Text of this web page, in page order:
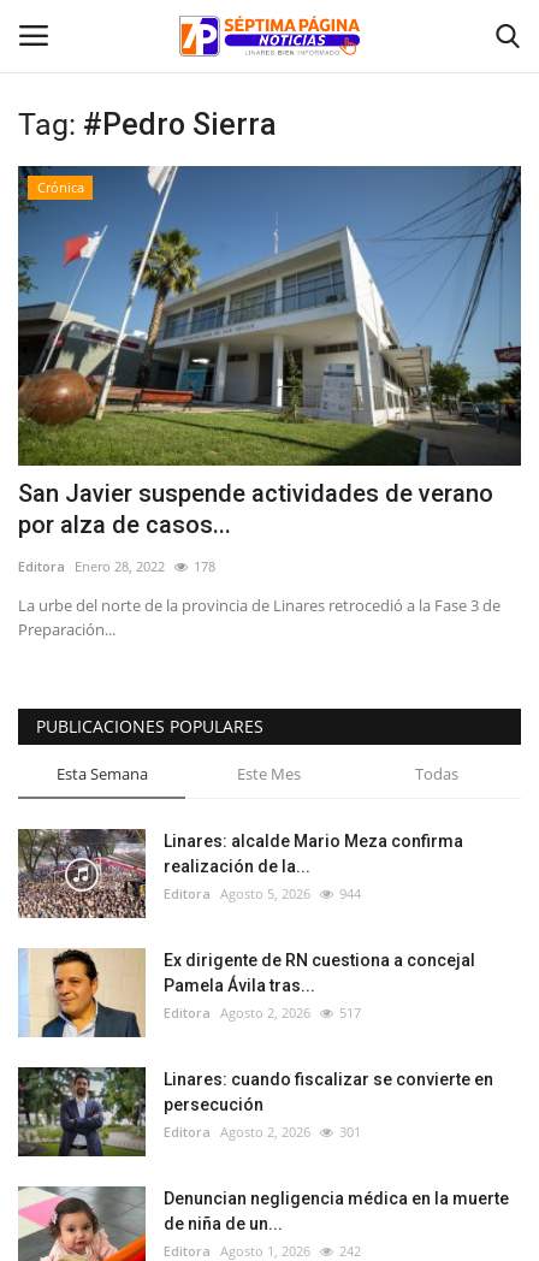
Inicio
Policial
Tribunales
Deporte
Política
Espectáculos
Tag: #Pedro Sierra
Crónica
San Javier suspende actividades de verano
por alza de casos...
Editora Enero 28, 2022 178
La urbe del norte de la provincia de Linares retrocedió a la Fase 3 de
Preparación...
PUBLICACIONES POPULARES
Esta Semana Este Mes Todas
Linares: alcalde Mario Meza confirma
realización de la...
Editora Agosto 5, 2026 944
Ex dirigente de RN cuestiona a concejal
Pamela Ávila tras...
Editora Agosto 2, 2026 517
Linares: cuando fiscalizar se convierte en
persecución
Editora Agosto 2, 2026 301
Denuncian negligencia médica en la muerte
de niña de un...
Editora Agosto 1, 2026 242